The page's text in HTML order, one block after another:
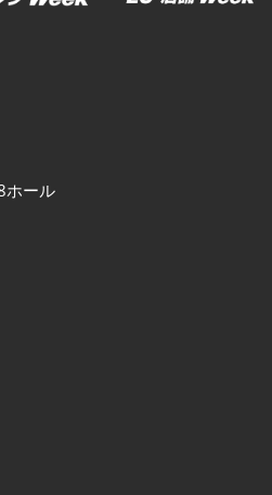
ホール